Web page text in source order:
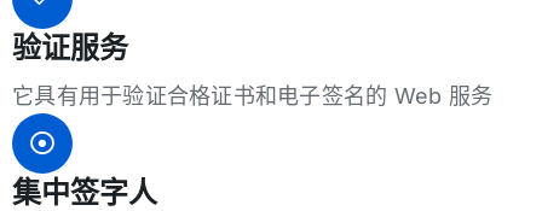
验证服务
它具有用于验证合格证书和电子签名的 Web 服务
集中签字人